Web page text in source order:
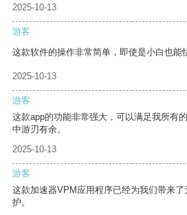
2025-10-13
游客
这款软件的操作非常简单，即使是小白也能
2025-10-13
游客
这款app的功能非常强大，可以满足我所有
中游刃有余。
2025-10-13
游客
这款加速器VPM应用程序已经为我们带来
护。